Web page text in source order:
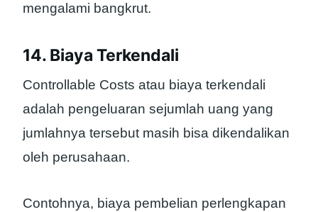
mengalami bangkrut.
14. Biaya Terkendali
Controllable Costs atau biaya terkendali
adalah pengeluaran sejumlah uang yang
jumlahnya tersebut masih bisa dikendalikan
oleh perusahaan.
Contohnya, biaya pembelian perlengkapan